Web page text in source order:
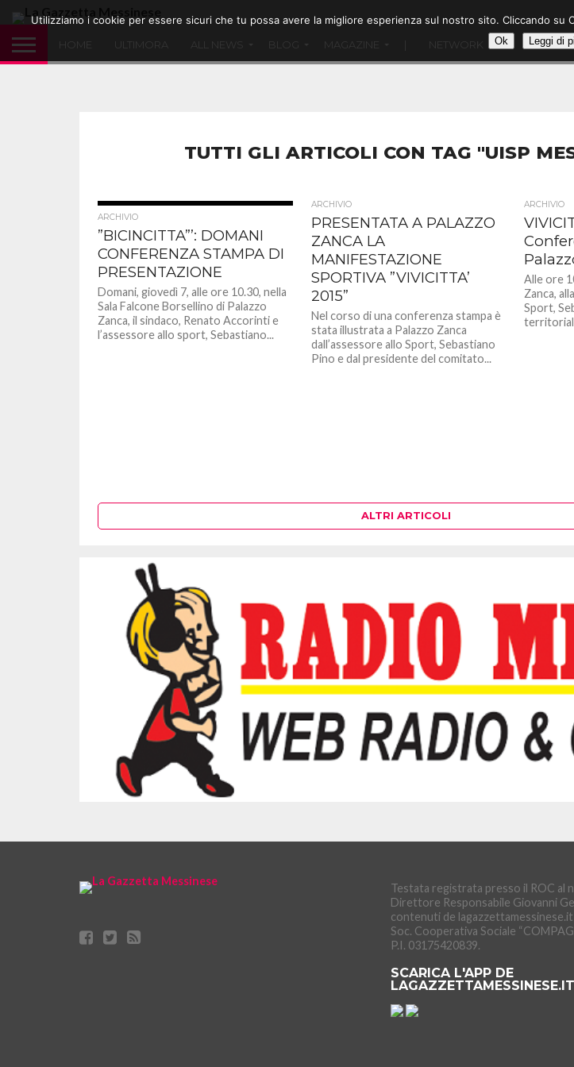
HOME ULTIMORA ALL NEWS BLOG MAGAZINE NETWORK
TUTTI GLI ARTICOLI CON TAG "UISP
ARCHIVIO
”BICINCITTA”’: DOMANI
CONFERENZA STAMPA DI
PRESENTAZIONE
Domani, giovedì 7, alle ore 10.30, nella
Sala Falcone Borsellino di Palazzo
Zanca, il sindaco, Renato Accorinti e
l’assessore allo sport, Sebastiano...
ARCHIVIO
PRESENTATA A PALAZZO
ZANCA LA
MANIFESTAZIONE
SPORTIVA ”VIVICITTA’
2015”
Nel corso di una conferenza stampa è
stata illustrata a Palazzo Zanca
dall’assessore allo Sport, Sebastiano
Pino e dal presidente del comitato...
ARCHIVIO
Alle ore
Zanca,
Sport,
ALTRI ARTICOLI
Testata registrata presso il ROC al
Direttore Responsabile Giovanni
contenuti de
Soc. Cooperativa Sociale
P.I. 03175420839.
SCARICA L'APP DE
LAGAZZETTAMESSINESE.IT
Utilizziamo i cookie per essere sicuri che tu possa avere la migliore esperienza sul nostro sito. Cliccando
Ok Leggi di